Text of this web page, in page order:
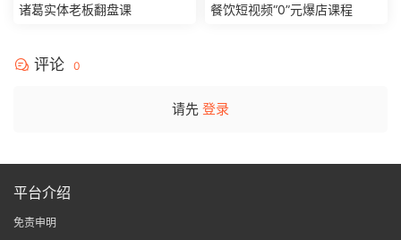
诸葛实体老板翻盘课 餐饮短视频“0”元爆店课程
评论 0
请先 登录
平台介绍
免责申明